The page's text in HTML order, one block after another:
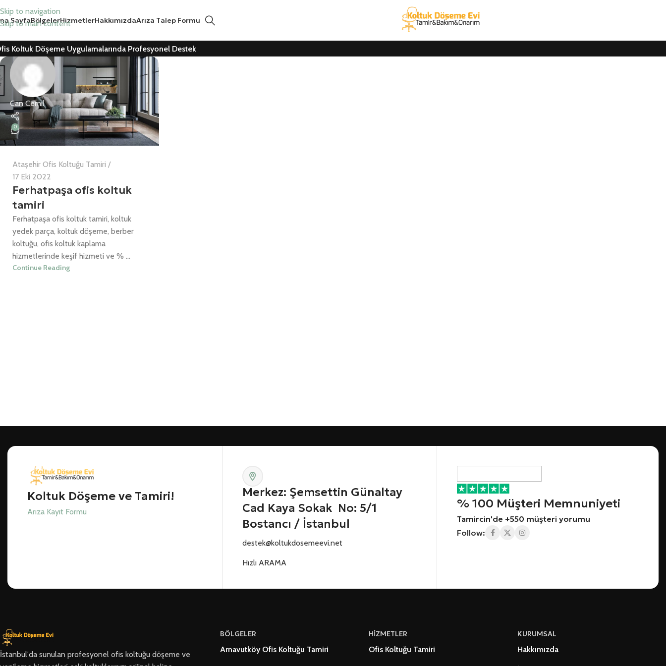
Skip to navigation
Skip to main content
SayfaBölgelerHizmetlerHakkımızdaArıza Talep Formu
Koltuk Döşeme Uygulamalarında Profesyonel Destek
Can Cemil
0
Ataşehir Ofis Koltuğu Tamiri
17 Eki 2022
Ferhatpaşa ofis koltuk
tamiri
Ferhatpaşa ofis koltuk tamiri, koltuk
yedek parça, koltuk döşeme, berber
koltuğu, ofis koltuk kaplama
hizmetlerinde keşif hizmeti ve % ...
Continue Reading
Koltuk Döşeme ve Tamiri!
Arıza Kayıt Formu
Merkez: Şemsettin Günaltay
Cad Kaya Sokak No: 5/1
Bostancı / İstanbul
destek@koltukdosemeevi.net
Hızlı ARAMA
% 100 Müşteri Memnuniyeti
Tamircin'de +550 müşteri yorumu
Follow:
İstanbul'da sunulan profesyonel ofis koltuğu döşeme ve
BÖLGELER
Arnavutköy Ofis Koltuğu Tamiri
HİZMETLER
Ofis Koltuğu Tamiri
KURUMSAL
Hakkımızda